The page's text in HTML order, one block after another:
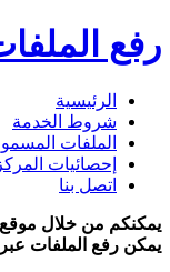
رفع
الرئيسية
شروط الخدمة
الملفات
إحصائيات المركز
اتصل بنا
يمكنكم من خلال موقع
يمكن رفع الملفات